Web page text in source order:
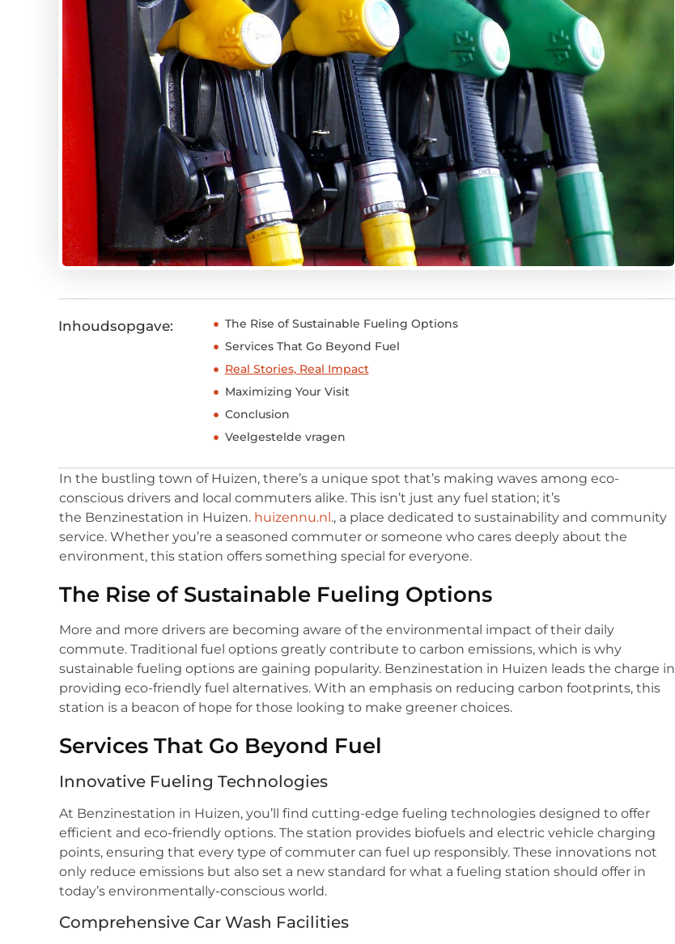
Inhoudsopgave:
The Rise of Sustainable Fueling Options
Services That Go Beyond Fuel
Real Stories, Real Impact
Maximizing Your Visit
Conclusion
Veelgestelde vragen
In the bustling town of Huizen, there’s a unique spot that’s making waves among eco-
conscious drivers and local commuters alike. This isn’t just any fuel station; it’s
the Benzinestation in Huizen. huizennu.nl., a place dedicated to sustainability and community
service. Whether you’re a seasoned commuter or someone who cares deeply about the
environment, this station offers something special for everyone.
The Rise of Sustainable Fueling Options
More and more drivers are becoming aware of the environmental impact of their daily
commute. Traditional fuel options greatly contribute to carbon emissions, which is why
sustainable fueling options are gaining popularity. Benzinestation in Huizen leads the charge in
providing eco-friendly fuel alternatives. With an emphasis on reducing carbon footprints, this
station is a beacon of hope for those looking to make greener choices.
Services That Go Beyond Fuel
Innovative Fueling Technologies
At Benzinestation in Huizen, you’ll find cutting-edge fueling technologies designed to offer
efficient and eco-friendly options. The station provides biofuels and electric vehicle charging
points, ensuring that every type of commuter can fuel up responsibly. These innovations not
only reduce emissions but also set a new standard for what a fueling station should offer in
today’s environmentally-conscious world.
Comprehensive Car Wash Facilities